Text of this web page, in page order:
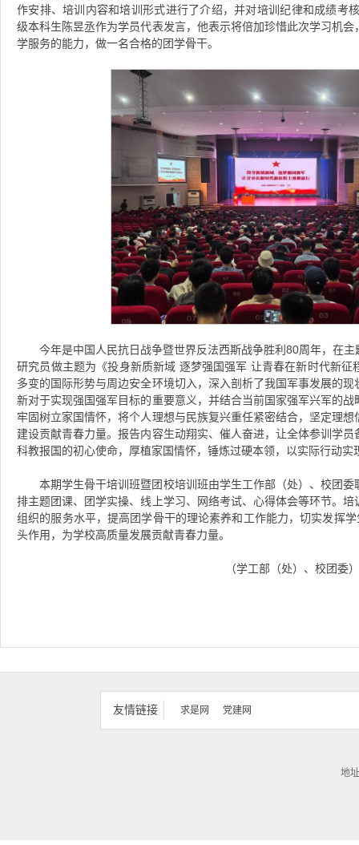
作安排、培训内容和培训形式进行了介绍，并对培训纪律和成绩考
级本科生陈昱丞作为学员代表发言，他表示将倍加珍惜此次学习机
学服务的能力，做一名合格的团学骨干。
今年是中国人民抗日战争暨世界反法西斯战争胜利80周年，在
研究员做主题为《投身新质新域 逐梦强国强军 让青春在新时代新
多变的国际形势与周边安全环境切入，深入剖析了我国军事发展的
新对于实现强国强军目标的重要意义，并结合当前国家强军兴军的
牢固树立家国情怀，将个人理想与民族复兴重任紧密结合，坚定理
建设贡献青春力量。报告内容生动翔实、催人奋进，让全体参训学
科教报国的初心使命，厚植家国情怀，锤炼过硬本领，以实际行动实
本期学生骨干培训班暨团校培训班由学生工作部（处）、校团
排主题团课、团学实操、线上学习、网络考试、心得体会等环节。
组织的服务水平，提高团学骨干的理论素养和工作能力，切实发挥
头作用，为学校高质量发展贡献青春力量。
（学工部（处）、校团委）
友情链接 求是网 党建网
地